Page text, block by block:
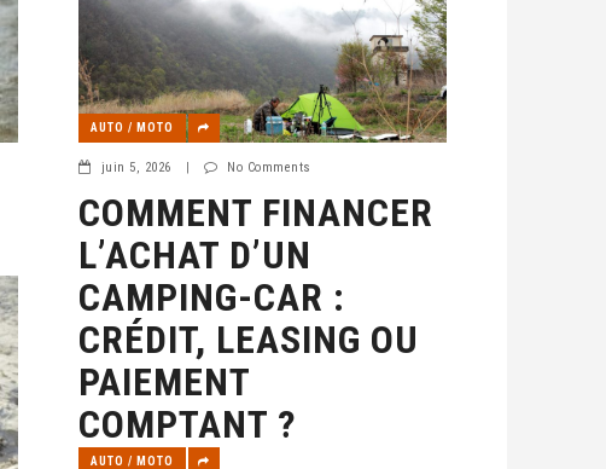
AUTO / MOTO
juin 5, 2026 | No Comments
COMMENT FINANCER
L’ACHAT D’UN
CAMPING-CAR :
CRÉDIT, LEASING OU
PAIEMENT
COMPTANT ?
AUTO / MOTO